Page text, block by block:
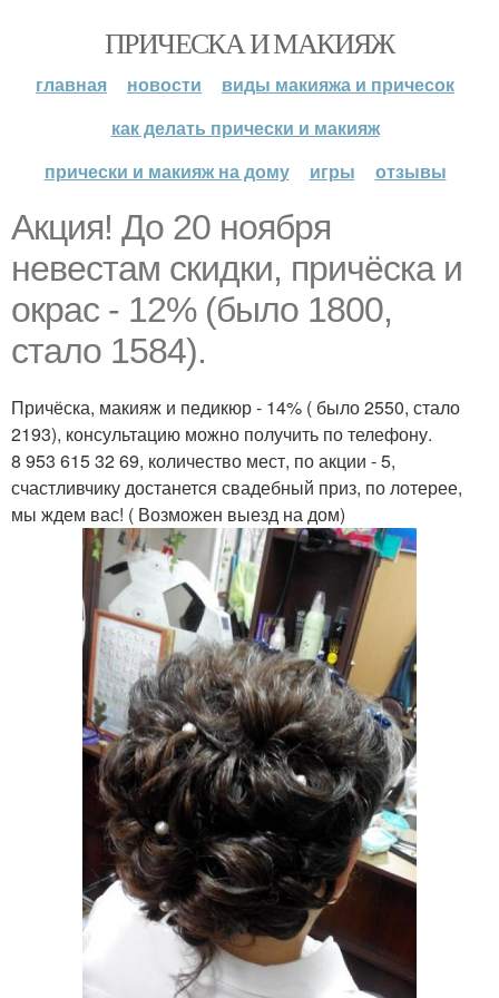
ПРИЧЕСКА И МАКИЯЖ
главная новости
виды макияжа и причесок
как делать прически и макияж
прически и макияж на дому
игры отзывы
Акция! До 20 ноября
невестам скидки, причёска и
окрас - 12% (было 1800,
стало 1584).
Причёска, макияж и педикюр - 14% ( было 2550, стало
2193), консультацию можно получить по телефону.
8 953 615 32 69, количество мест, по акции - 5,
счастливчику достанется свадебный приз, по лотерее,
мы ждем вас! ( Возможен выезд на дом)